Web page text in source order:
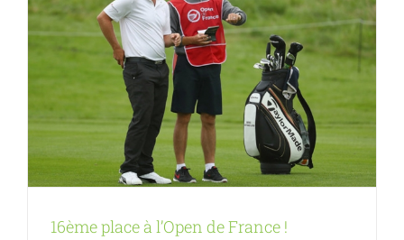
16ème place à l’Open de France !